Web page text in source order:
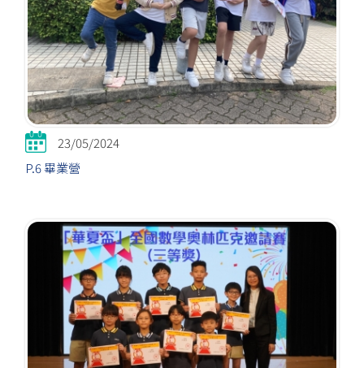
23/05/2024
P.6 畢業營